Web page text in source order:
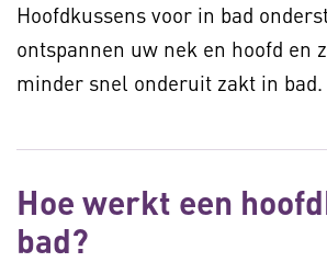
Hoofdkussens voor in bad
ontspannen uw nek en hoofd en
minder snel onderuit zakt in bad.
Hoe werkt een
bad?